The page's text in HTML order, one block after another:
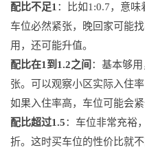
配比不足1 ：比如1:0.7，意
车位必然紧张，晚回家可能
用，还可能升值。
配比在1到1.2之间 ：基本够
张。可以观察小区实际入住
如果入住率高，车位可能会紧
配比超过1.5：车位非常充裕
折。这时买车位的性价比就